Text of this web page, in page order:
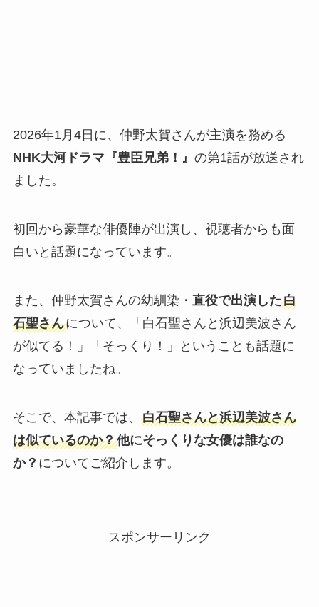
2026年1月4日に、仲野太賀さんが主演を務める
NHK大河ドラマ『豊臣兄弟！』 の第1話が放送され
ました。
初回から豪華な俳優陣が出演し、視聴者からも面
白いと話題になっています。
また、仲野太賀さんの幼馴染・ 直役で出演した白
石聖さんについて、「白石聖さんと浜辺美波さん
が似てる！」「そっくり！」ということも話題に
なっていましたね。
そこで、本記事では、 白石聖さんと浜辺美波さん
は似ているのか？他にそっくりな女優は誰なの
か？ についてご紹介します。
スポンサーリンク